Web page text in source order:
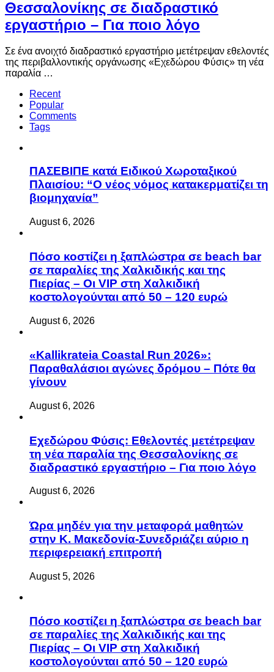
Θεσσαλονίκης σε διαδραστικό
εργαστήριο – Για ποιο λόγο
Σε ένα ανοιχτό διαδραστικό εργαστήριο μετέτρεψαν εθελοντές
της περιβαλλοντικής οργάνωσης «Εχεδώρου Φύσις» τη νέα
παραλία …
Recent
Popular
Comments
Tags
ΠΑΣΕΒΙΠΕ κατά Ειδικού Χωροταξικού
Πλαισίου: “Ο νέος νόμος κατακερματίζει τη
βιομηχανία”
August 6, 2026
Πόσο κοστίζει η ξαπλώστρα σε beach bar
σε παραλίες της Χαλκιδικής και της
Πιερίας – Οι VIP στη Χαλκιδική
κοστολογούνται από 50 – 120 ευρώ
August 6, 2026
«Kallikrateia Coastal Run 2026»:
Παραθαλάσιοι αγώνες δρόμου – Πότε θα
γίνουν
August 6, 2026
Eχεδώρου Φύσις: Εθελοντές μετέτρεψαν
τη νέα παραλία της Θεσσαλονίκης σε
διαδραστικό εργαστήριο – Για ποιο λόγο
August 6, 2026
Ώρα μηδέν για την μεταφορά μαθητών
στην Κ. Μακεδονία-Συνεδριάζει αύριο η
περιφερειακή επιτροπή
August 5, 2026
Πόσο κοστίζει η ξαπλώστρα σε beach bar
σε παραλίες της Χαλκιδικής και της
Πιερίας – Οι VIP στη Χαλκιδική
κοστολογούνται από 50 – 120 ευρώ